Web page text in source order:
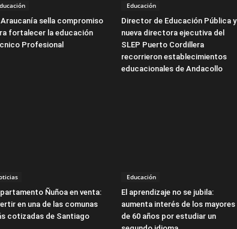
Araucanía sella compromiso
fortalecer la educación
Profesional
Educación
Director de Educación Pública y
nueva directora ejecutiva del
SLEP Puerto Cordillera
recorrieron establecimientos
educacionales de Andacollo
Ñuñoa en venta:
en una de las comunas
cotizadas de Santiago
Educación
El aprendizaje no se jubila:
aumenta interés de los mayores
de 60 años por estudiar un